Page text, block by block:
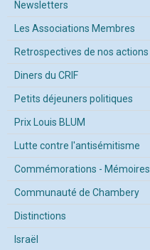
Newsletters
Les Associations Membres
Retrospectives de nos actions
Diners du CRIF
Petits déjeuners politiques
Prix Louis BLUM
Lutte contre l'antisémitisme
Commémorations - Mémoires
Communauté de Chambery
Distinctions
Israël